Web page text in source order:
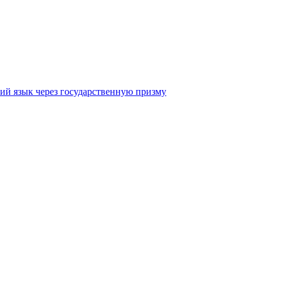
язык через государственную призму